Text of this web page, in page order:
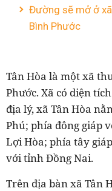
Đường sẽ mở ở
Bình Phước
Tân Hòa là một xã
Phước. Xã có diện
địa lý, xã Tân Hòa
Phú; phía đông giáp
Lợi Hòa; phía tây
với tỉnh Đồng Nai.
Trên địa bàn xã Tân